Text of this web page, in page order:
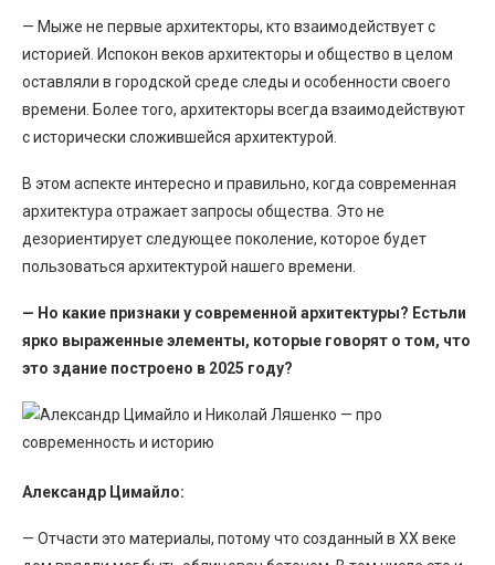
— Мыже не первые архитекторы, кто взаимодействует с
историей. Испокон веков архитекторы и общество в целом
оставляли в городской среде следы и особенности своего
времени. Более того, архитекторы всегда взаимодействуют
с исторически сложившейся архитектурой.
В этом аспекте интересно и правильно, когда современная
архитектура отражает запросы общества. Это не
дезориентирует следующее поколение, которое будет
пользоваться архитектурой нашего времени.
— Но какие признаки у современной архитектуры? Естьли
ярко выраженные элементы, которые говорят о том, что
это здание построено в 2025 году?
Александр Цимайло:
— Отчасти это материалы, потому что созданный в XX веке